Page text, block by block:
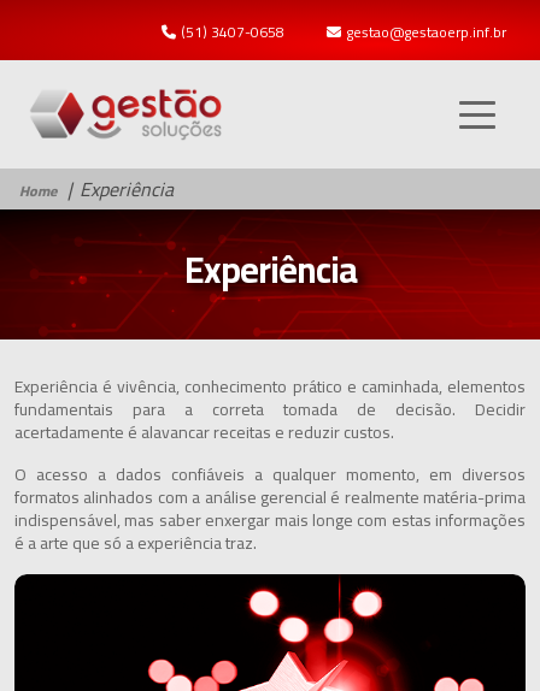
(51) 3407-0658 gestao@gestaoerp.inf.br
Home Experiência
Experiência
Experiência é vivência, conhecimento prático e caminhada, elementos
fundamentais para a correta tomada de decisão. Decidir
acertadamente é alavancar receitas e reduzir custos.
O acesso a dados confiáveis a qualquer momento, em diversos
formatos alinhados com a análise gerencial é realmente matéria-prima
indispensável, mas saber enxergar mais longe com estas informações
é a arte que só a experiência traz.